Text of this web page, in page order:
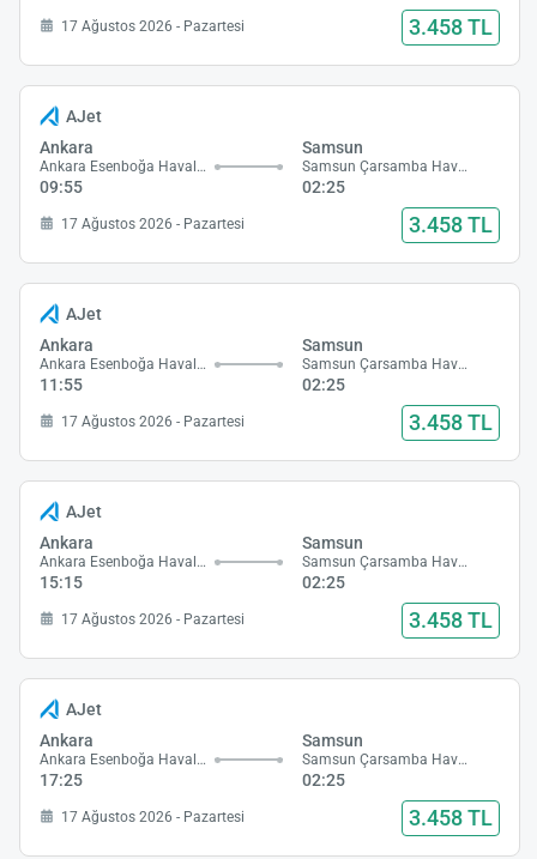
17 Ağustos 2026 - Pazartesi 3.458 TL
AJet
Ankara
Ankara Esenboğa Havalimanı
09:55
Samsun
Samsun Çarsamba Havalimanı
02:25
17 Ağustos 2026 - Pazartesi 3.458 TL
AJet
Ankara
Ankara Esenboğa Havalimanı
11:55
Samsun
Samsun Çarsamba Havalimanı
02:25
17 Ağustos 2026 - Pazartesi 3.458 TL
AJet
Ankara
Ankara Esenboğa Havalimanı
15:15
Samsun
Samsun Çarsamba Havalimanı
02:25
17 Ağustos 2026 - Pazartesi 3.458 TL
AJet
Ankara
Ankara Esenboğa Havalimanı
17:25
Samsun
Samsun Çarsamba Havalimanı
02:25
17 Ağustos 2026 - Pazartesi 3.458 TL